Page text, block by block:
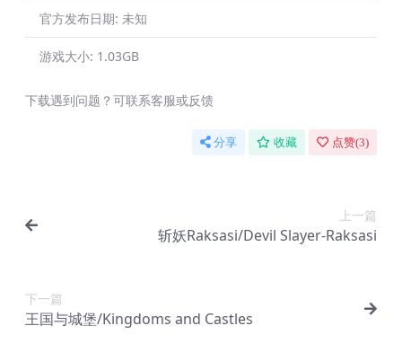
官方发布日期: 未知
游戏大小: 1.03GB
下载遇到问题？可联系客服或反馈
分享 收藏 点赞(3)
上一篇
斩妖Raksasi/Devil Slayer-Raksasi
下一篇
王国与城堡/Kingdoms and Castles